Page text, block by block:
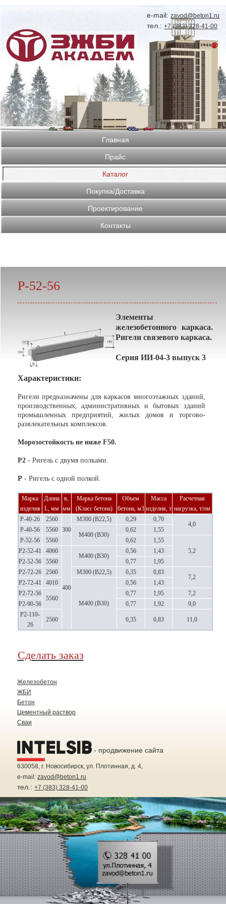
e-mail:zavod@beton1.ru
тел.:+7 (383) 328-41-00
Главная
Прайс
Каталог
Покупка/Доставка
Проектирование
Контакты
Р-52-56
Элементы
железобетонного каркаса.
Ригели связевого каркаса.
Серия ИИ-04-3 выпуск 3
Характеристики:
Ригели предназначены для каркасов многоэтажных зданий,
производственных, административных и бытовых зданий
промышленных предприятий, жилых домов и торгово-
развлекательных комплексов.
Морозостойкость не ниже F50.
Р2 - Ригель с двумя полками.
Р - Ригель с одной полкой.
Марка
изделия
Длина
L, мм
в,
мм
Марка бетона
(Класс бетона)
Объем
бетона, м3
Масса
изделия, т
Расчетная
нагрузка, т/пм
Р-40-26
2560
300
М300 (В22,5) 0,29 0,70
4,0
Р-40-56 5560
М400 (В30)
0,62
1,55
Р-52-56
5560 0,62
1,55
5,2
Р2-52-41 4060
400
М400 (В30)
0,56
1,43
Р2-52-56
5560 0,77
1,95
Р2-72-26
2560 М300 (В22,5) 0,35 0,83
7,2
Р2-72-41 4010
М400 (В30)
0,56
1,43
Р2-72-56
5560
0,77 1,95
7,2
Р2-90-56
0,77 1,92
9,0
Р2-110-
26
2560 0,35 0,83 11,0
Сделать заказ
Железобетон
ЖБИ
Бетон
Цементный раствор
Сваи
630058, г. Новосибирск, ул. Плотинная, д. 4,
e-mail: zavod@beton1.ru
тел.: +7 (383) 328-41-00
- продвижение сайта